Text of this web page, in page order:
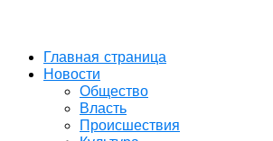
Главная страница
Новости
Общество
Власть
Происшествия